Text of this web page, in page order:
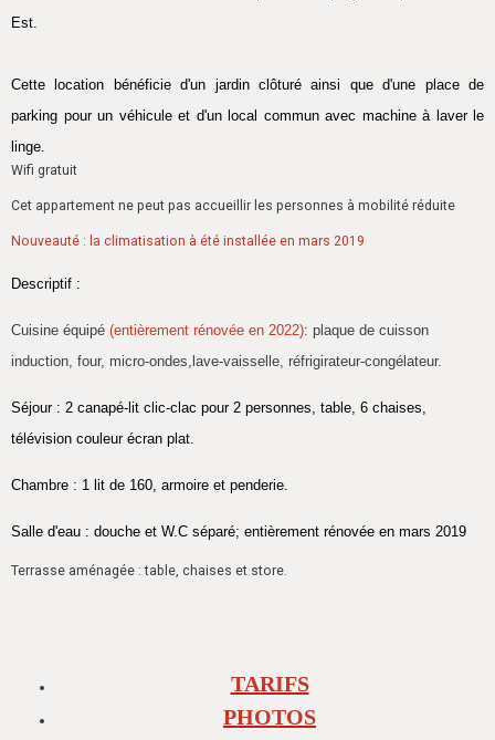
Est.
Cette location bénéficie d'un jardin clôturé ainsi que d'une place de
parking pour un véhicule et d'un local commun avec machine à laver le
linge.
Wifi gratuit
Cet appartement ne peut pas accueillir les personnes à mobilité réduite
Nouveauté : la climatisation à été installée en mars 2019
Descriptif :
Cuisine équipé (entièrement rénovée en 2022): plaque de cuisson
induction, four, micro-ondes,lave-vaisselle, réfrigirateur-congélateur.
Séjour : 2 canapé-lit clic-clac pour 2 personnes, table, 6 chaises,
télévision couleur écran plat.
Chambre : 1 lit de 160, armoire et penderie.
Salle d'eau : douche et W.C séparé; entièrement rénovée en mars 2019
Terrasse aménagée : table, chaises et store.
TARIFS
PHOTOS